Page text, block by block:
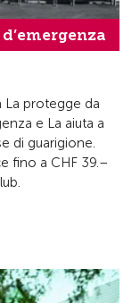
La protegge da
e La aiuta a
di guarigione.
fino a CHF 39.–